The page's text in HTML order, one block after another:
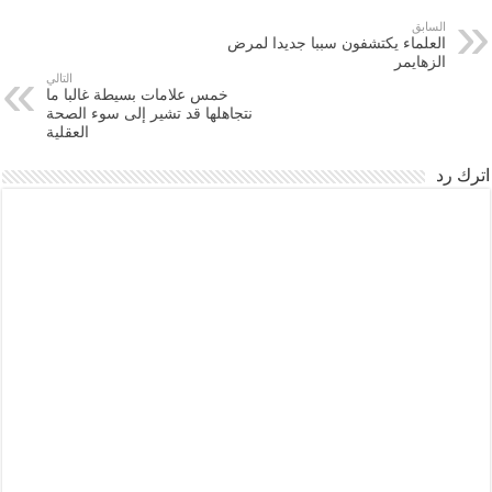
السابق
العلماء يكتشفون سببا جديدا لمرض
الزهايمر
التالي
خمس علامات بسيطة غالبا ما
نتجاهلها قد تشير إلى سوء الصحة
العقلية
اترك رد